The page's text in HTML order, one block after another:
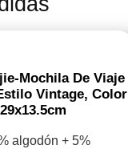
Mochila De Viaje
Vintage, Color
algodón + 5%